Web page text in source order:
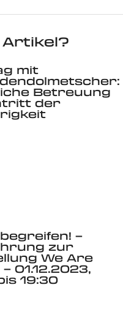
mit
Betreuung
der
–
zur
We Are
01.12.2023,
19:30